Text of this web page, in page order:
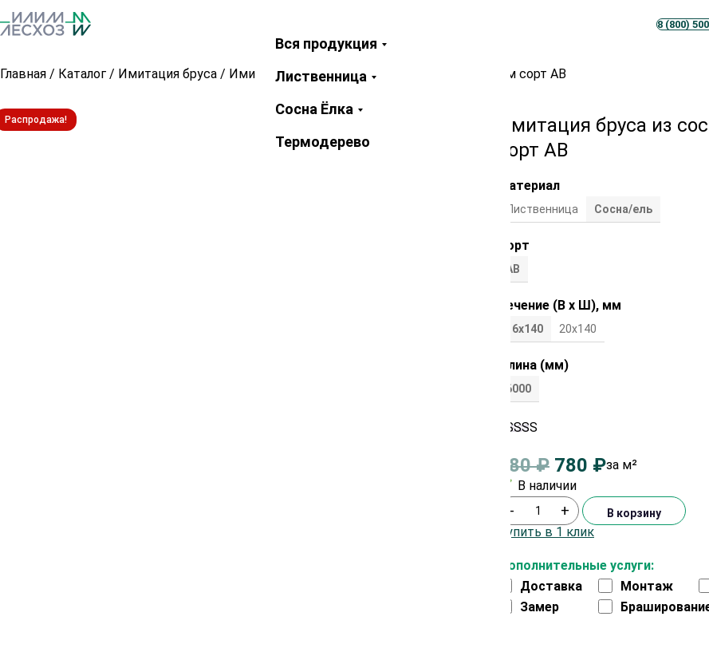
Телеграм
MAX8 (800)
Закрыть
Вся продукция
Лиственница
Сосна Ёлка
Термодерево
Главная / Каталог / Имитация бруса / Имитация бруса из сосны/ели 16х140х6000 мм сорт АВ
Распродажа!
Имитация бруса из
сорт АВ
Материал
Лиственница Сосна/ель
Сорт
АВ
Сечение (В х Ш), мм
16х140 20х140
Длина (мм)
6000
5.00из 5 на
основе
опроса
пользователя
980₽ 780 ₽за м²
В наличии
Дополнительные услуги:
Доставка
Монтаж
Замер
- + В корзину
Купить в 1 клик